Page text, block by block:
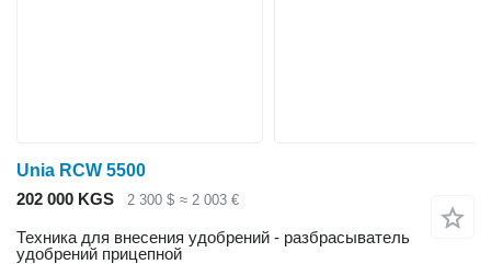
Unia RCW 5500
202 000 KGS
2 300 $ ≈ 2 003 €
Техника для внесения удобрений - разбрасыватель
удобрений прицепной